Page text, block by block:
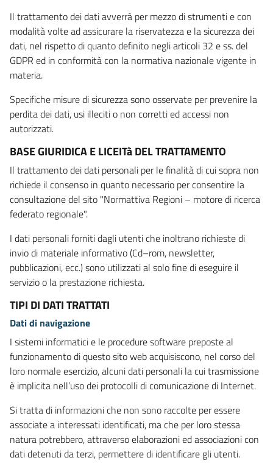
Il trattamento dei dati avverrà per mezzo di strumenti e con
modalità volte ad assicurare la riservatezza e la sicurezza dei
dati, nel rispetto di quanto definito negli articoli 32 e ss. del
GDPR ed in conformità con la normativa nazionale vigente in
materia.
Specifiche misure di sicurezza sono osservate per prevenire la
perdita dei dati, usi illeciti o non corretti ed accessi non
autorizzati.
BASE GIURIDICA E LICEITà DEL TRATTAMENTO
Il trattamento dei dati personali per le finalità di cui sopra non
richiede il consenso in quanto necessario per consentire la
consultazione del sito "Normattiva Regioni – motore di ricerca
federato regionale".
I dati personali forniti dagli utenti che inoltrano richieste di
invio di materiale informativo (Cd–rom, newsletter,
pubblicazioni, ecc.) sono utilizzati al solo fine di eseguire il
servizio o la prestazione richiesta.
TIPI DI DATI TRATTATI
Dati di navigazione
I sistemi informatici e le procedure software preposte al
funzionamento di questo sito web acquisiscono, nel corso del
loro normale esercizio, alcuni dati personali la cui trasmissione
è implicita nell’uso dei protocolli di comunicazione di Internet.
Si tratta di informazioni che non sono raccolte per essere
associate a interessati identificati, ma che per loro stessa
natura potrebbero, attraverso elaborazioni ed associazioni con
dati detenuti da terzi, permettere di identificare gli utenti.